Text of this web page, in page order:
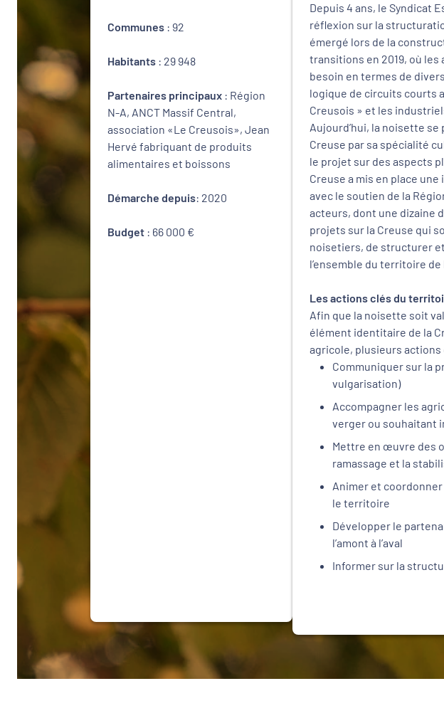
Communes: 92
Habitants : 29 948
Partenaires principaux : Région
N-A, ANCT Massif Central,
association «Le Creusois», Jean
Hervé fabriquant de produits
alimentaires et boissons
Démarche depuis: 2020
Budget: 66 000 €
Depuis 4 ans, le Syndicat
réflexion sur la
émergé lors de la
transitions en 2019, où
besoin en termes de
logique de circuits courts
Creusois » et les
Aujourd’hui, la noisette
Creuse par sa spécialité
le projet sur des aspects
Creuse a mis en place
avec le soutien de la
acteurs, dont une dizaine
projets sur la Creuse qui
noisetiers, de structurer
l’ensemble du territoire de
Les actions clés du
Afin que la noisette soit
élément identitaire de la
agricole, plusieurs
Communiquer sur la
vulgarisation)
Accompagner les
verger ou souhaitant
Mettre en œuvre des
ramassage et la
Animer et
le territoire
Développer le
l’amont à l’aval
Informer sur la